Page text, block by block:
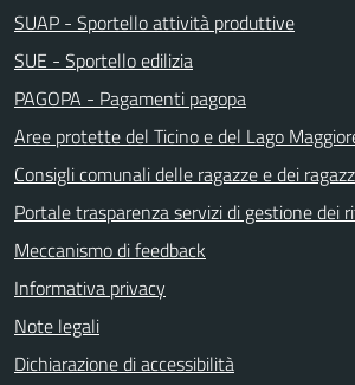
SUAP - Sportello attività produttive
SUE - Sportello edilizia
PAGOPA - Pagamenti pagopa
Aree protette del Ticino e del Lago
Consigli comunali delle ragazze e dei
Portale trasparenza servizi di gestione dei
Meccanismo di feedback
Informativa privacy
Note legali
Dichiarazione di accessibilità